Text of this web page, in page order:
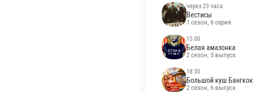
через 23 часа
Вестисы
1 сезон, 6 серия
15:00
Белая амазонка
2 сезон, 5 выпуск
18:30
Большой куш Бангкок
2 сезон, 6 выпуск